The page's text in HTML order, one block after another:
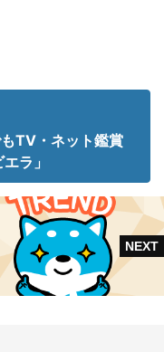
TV・ネット鑑賞
ラ」